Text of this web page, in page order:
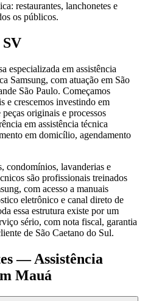
restaurantes, lanchonetes e
os públicos.
SV
especializada em assistência
Samsung, com atuação em São
São Paulo. Começamos
e crescemos investindo em
originais e processos
em assistência técnica
em domicílio, agendamento
condomínios, lavanderias e
são profissionais treinados
com acesso a manuais
eletrônico e canal direto de
essa estrutura existe por um
sério, com nota fiscal, garantia
de São Caetano do Sul.
—Assistência
Mauá